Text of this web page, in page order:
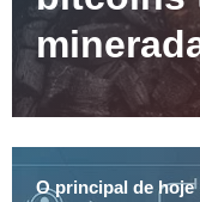
O principal de hoje